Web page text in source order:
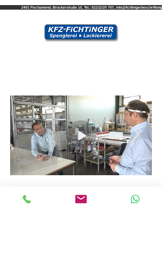
2401 Fischamend, Bruckerstraße 10, Tel.: 02232/20 707,